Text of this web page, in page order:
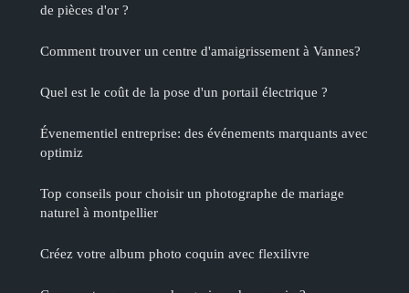
de pièces d'or ?
Comment trouver un centre d'amaigrissement à Vannes?
Quel est le coût de la pose d'un portail électrique ?
Évenementiel entreprise: des événements marquants avec
optimiz
Top conseils pour choisir un photographe de mariage
naturel à montpellier
Créez votre album photo coquin avec flexilivre